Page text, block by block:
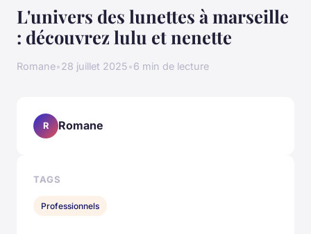
L'univers des lunettes à marseille
: découvrez lulu et nenette
Romane•28 juillet 2025•6 min de lecture
R Romane
TAGS
Professionnels